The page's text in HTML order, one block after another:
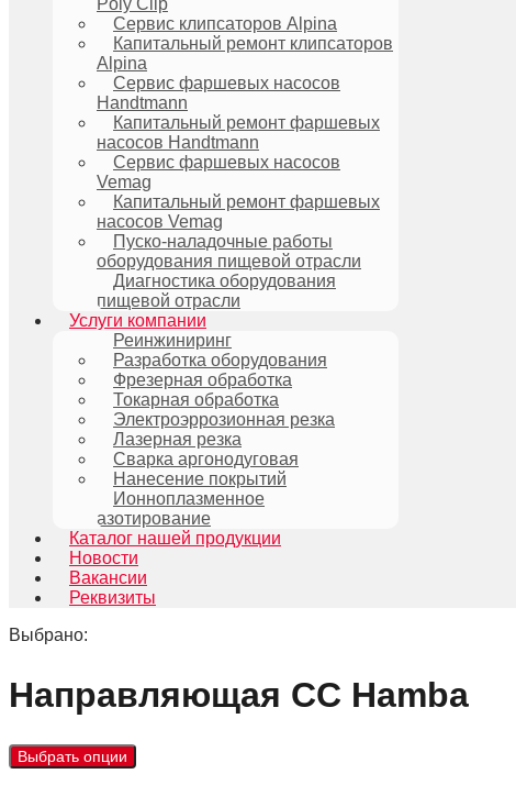
Poly Clip
Сервис клипсаторов Alpina
Капитальный ремонт клипсаторов
Alpina
Сервис фаршевых насосов
Handtmann
Капитальный ремонт фаршевых
насосов Handtmann
Сервис фаршевых насосов
Vemag
Капитальный ремонт фаршевых
насосов Vemag
Пуско-наладочные работы
оборудования пищевой отрасли
Диагностика оборудования
пищевой отрасли
Услуги компании
Реинжиниринг
Разработка оборудования
Фрезерная обработка
Токарная обработка
Электроэррозионная резка
Лазерная резка
Сварка аргонодуговая
Нанесение покрытий
Ионноплазменное
азотирование
Каталог нашей продукции
Новости
Вакансии
Реквизиты
Выбрано:
Направляющая СС Hamba
Выбрать опции